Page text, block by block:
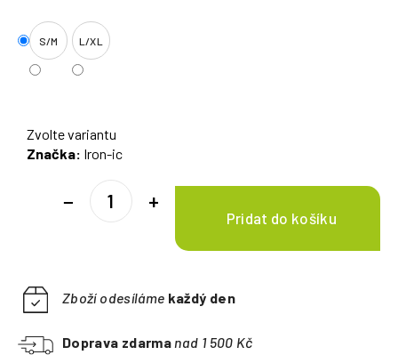
S/M L/XL
Zvolte variantu
Značka: Iron-ic
+
−
Zboží odesíláme každý den
Doprava zdarma nad 1 500 Kč